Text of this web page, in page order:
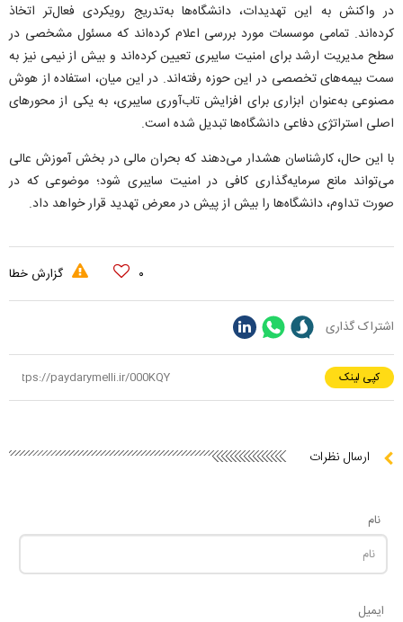
در واکنش به این تهدیدات، دانشگاه‌ها به‌تدریج رویکردی فعال‌تر اتخاذ
کرده‌اند. تمامی موسسات مورد بررسی اعلام کرده‌اند که مسئول مشخصی در
سطح مدیریت ارشد برای امنیت سایبری تعیین کرده‌اند و بیش از نیمی نیز به
سمت بیمه‌های تخصصی در این حوزه رفته‌اند. در این میان، استفاده از هوش
مصنوعی به‌عنوان ابزاری برای افزایش تاب‌آوری سایبری، به یکی از محور‌های
اصلی استراتژی دفاعی دانشگاه‌ها تبدیل شده است.
با این حال، کارشناسان هشدار می‌دهند که بحران مالی در بخش آموزش عالی
می‌تواند مانع سرمایه‌گذاری کافی در امنیت سایبری شود؛ موضوعی که در
صورت تداوم، دانشگاه‌ها را بیش از پیش در معرض تهدید قرار خواهد داد.
۰ گزارش خطا
اشتراک گذاری
کپی لینک
ارسال نظرات
نام
ایمیل